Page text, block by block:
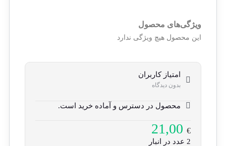
ویژگی‌های محصول
این محصول هیچ ویژگی ندارد
امتیاز کاربران
بدون دیدگاه
محصول در دسترس و آماده خرید است.
21,00€
2 عدد در انبار